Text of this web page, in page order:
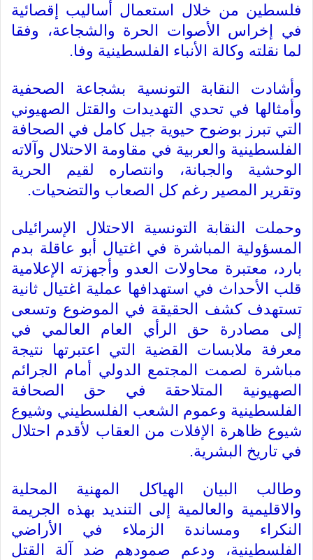
فلسطين من خلال استعمال أساليب إقصائية
في إخراس الأصوات الحرة والشجاعة، وفقا
لما نقلته وكالة الأنباء الفلسطينية وفا.
وأشادت النقابة التونسية بشجاعة الصحفية
وأمثالها في تحدي التهديدات والقتل الصهيوني
التي تبرز بوضوح حيوية جيل كامل في الصحافة
الفلسطينية والعربية في مقاومة الاحتلال وآلاته
الوحشية والجبانة، وانتصاره لقيم الحرية
وتقرير المصير رغم كل الصعاب والتضحيات.
وحملت النقابة التونسية الاحتلال الإسرائيلى
المسؤولية المباشرة في اغتيال أبو عاقلة بدم
بارد، معتبرة محاولات العدو وأجهزته الإعلامية
قلب الأحداث في استهدافها عملية اغتيال ثانية
تستهدف كشف الحقيقة في الموضوع وتسعى
إلى مصادرة حق الرأي العام العالمي في
معرفة ملابسات القضية التي اعتبرتها نتيجة
مباشرة لصمت المجتمع الدولي أمام الجرائم
الصهيونية المتلاحقة في حق الصحافة
الفلسطينية وعموم الشعب الفلسطيني وشيوع
شيوع ظاهرة الإفلات من العقاب لأقدم احتلال
في تاريخ البشرية.
وطالب البيان الهياكل المهنية المحلية
والاقليمية والعالمية إلى التنديد بهذه الجريمة
النكراء ومساندة الزملاء في الأراضي
الفلسطينية، ودعم صمودهم ضد آلة القتل